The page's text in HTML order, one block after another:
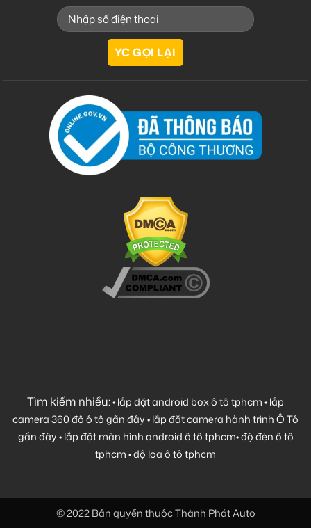
Tìm kiếm nhiều:•lắp đặt android box ô tô tphcm•lắp
camera 360 độ ô tô gần đây•lắp đặt camera hành trình Ô Tô
gần đây•lắp đặt màn hình android ô tô tphcm•độ đèn ô tô
tphcm•độ loa ô tô tphcm
© 2022 Bản quyền thuộc Thành Phát Auto